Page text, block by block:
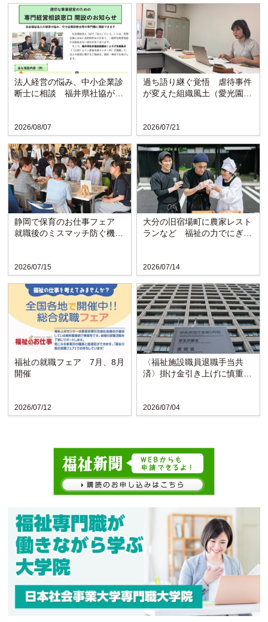
2026/08/07
法人経営の悩み、中小企業診
断士に相談 福井県社協が支
2026/07/21
過ち語り継ぐ覚悟 虐待事件
が変えた組織風土（愛光園・
2026/07/15
静岡で保育のお仕事フェア
就職後のミスマッチ防ぐ機会
2026/07/14
大分の旧宿場町に農家レスト
ランなど 福祉の力でにぎわ
2026/07/12
福祉の就職フェア 7月、8月
開催
2026/07/04
〈福祉施設職員退職手当共
済〉掛け金引き上げに慎重な